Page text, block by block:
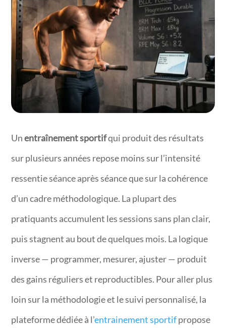
Unentraînement sportifqui produit des résultats
sur plusieurs années repose moins sur l’intensité
ressentie séance après séance que sur la cohérence
d’un cadre méthodologique. La plupart des
pratiquants accumulent les sessions sans plan clair,
puis stagnent au bout de quelques mois. La logique
inverse — programmer, mesurer, ajuster — produit
des gains réguliers et reproductibles. Pour aller plus
loin sur la méthodologie et le suivi personnalisé, la
plateforme dédiée à l’entrainement sportifpropose